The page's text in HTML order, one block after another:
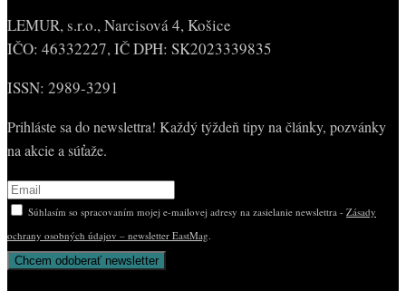
LEMUR, s.r.o., Narcisová 4, Košice
IČO: 46332227, IČ DPH: SK2023339835
ISSN: 2989-3291
Prihláste sa do newslettra! Každý týždeň tipy na články, pozvánky
na akcie a súťaže.
Súhlasím so spracovaním mojej e-mailovej adresy na zasielanie newslettra - Zásady
ochrany osobných údajov – newsletter EastMag